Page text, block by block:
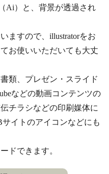
Ai）と、背景が透過され
ますので、illustratorをお
お使いいただいても大丈
類、プレゼン・スライド
などの動画コンテンツの
チラシなどの印刷媒体に
イトのアイコンなどにも
ドできます。